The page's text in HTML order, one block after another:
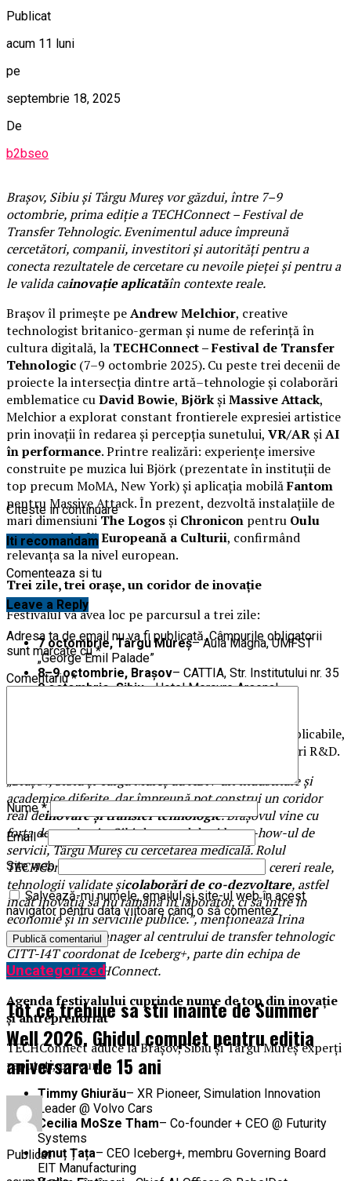
Publicat
acum 11 luni
pe
septembrie 18, 2025
De
b2bseo
Brașov, Sibiu și Târgu Mureș vor găzdui, între 7–9
octombrie, prima ediție a TECHConnect – Festival de
Transfer Tehnologic. Evenimentul aduce împreună
cercetători, companii, investitori și autorități pentru a
conecta rezultatele de cercetare cu nevoile pieței și pentru a
le valida cainovație aplicatăîn contexte reale.
Brașov îl primește peAndrew Melchior, creative
technologist britanico-german și nume de referință în
cultura digitală, la TECHConnect – Festival de Transfer
Tehnologic (7–9 octombrie 2025). Cu peste trei decenii de
proiecte la intersecția dintre artă–tehnologie și colaborări
emblematice cuDavid Bowie, BjörkșiMassive Attack,
Melchior a explorat constant frontierele expresiei artistice
prin inovații în redarea și percepția sunetului, VR/ARșiAI
în performance. Printre realizări: experiențe imersive
construite pe muzica lui Björk (prezentate în instituții de
top precum MoMA, New York) și aplicația mobilăFantom
pentru Massive Attack. În prezent, dezvoltă instalațiile de
mari dimensiuni The Logosși Chronicon pentru Oulu
2026 – Capitală Europeană a Culturii, confirmând
relevanța sa la nivel european.
Trei zile, trei orașe, un coridor de inovație
Festivalul va avea loc pe parcursul a trei zile:
7 octombrie, Târgu Mureș– Aula Magna, UMFST
„George Emil Palade”
8–9 octombrie, Brașov– CATTIA, Str. Institutului nr. 35
9 octombrie, Sibiu– Hotel Mercure Arsenal
cercetare, prezentări de prototipuri și tehnologii aplicabile,
sesiuni de brokeraj și vizite tematice în infrastructuri R&D.
„Brașov, Sibiu și Târgu Mureș au ADN-uri industriale și
academice diferite, dar împreună pot construi un coridor
real deinovare și transfer tehnologic. Brașovul vine cu
forța de producție, Sibiul cu rețelele și know-how-ul de
servicii, Târgu Mureș cu cercetarea medicală. Rolul
TECHConnect este să lege aceste profiluri prin cereri reale,
tehnologii validate șicolaborări de co-dezvoltare, astfel
încât inovația să nu rămână în laborator, ci să intre în
economie și în serviciile publice.”,menționează Irina
Florea-Saghin, Manager al centrului de transfer tehnologic
CITT-I4T coordonat de Iceberg+, parte din echipa de
organizare a TECHConnect.
Agenda festivalului cuprinde nume de top din inovație
și antreprenoriat
TECHConnect aduce la Brașov, Sibiu și Târgu Mureș experți
reputați, precum:
Timmy Ghiurău– XR Pioneer, Simulation Innovation
Leader @ Volvo Cars
Cecilia MoSze Tham– Co-founder + CEO @ Futurity
Systems
Ionuț Țața– CEO Iceberg+, membru Governing Board
EIT Manufacturing
Citeste in continuare
Iti recomandam
Comenteaza si tu
Leave a Reply
Adresa ta de email nu va fi publicată. Câmpurile obligatorii
sunt marcate cu*
Comentariu*
Nume*
Email*
Site web
Salvează-mi numele, emailul și site-ul web în acest
navigator pentru data viitoare când o să comentez.
Uncategorized
Tot ce trebuie sa stii inainte de Summer
Well 2026. Ghidul complet pentru editia
aniversara de 15 ani
Publicat